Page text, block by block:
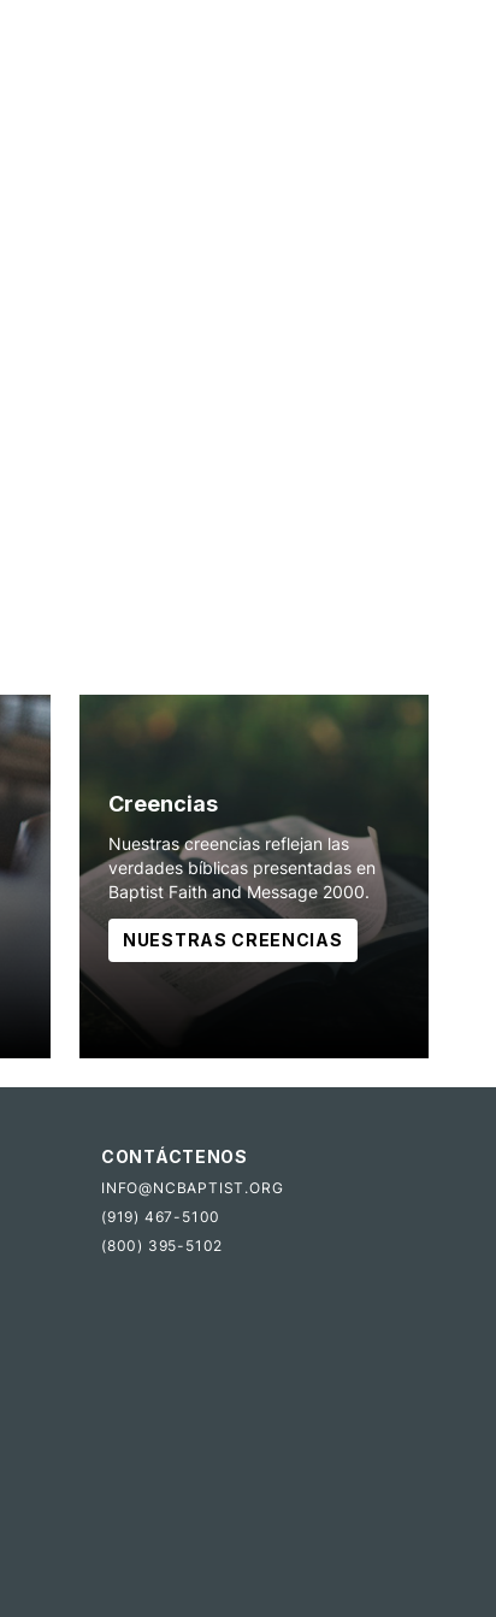
Creencias
Nuestras creencias reflejan las
verdades bíblicas presentadas en
Baptist Faith and Message 2000.
NUESTRAS CREENCIAS
CONTÁCTENOS
INFO@NCBAPTIST.ORG
(919) 467-5100
(800) 395-5102